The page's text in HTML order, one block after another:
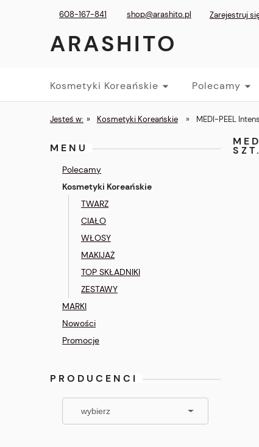
608-167-841 shop@arashito.pl Zarejestruj
ARASHITO
Kosmetyki Koreańskie Polecamy
Jesteś w: » Kosmetyki Koreańskie » MEDI-PEEL
MENU
Polecamy
Kosmetyki Koreańskie
TWARZ
CIAŁO
WŁOSY
MAKIJAŻ
TOP SKŁADNIKI
ZESTAWY
MARKI
Nowości
Promocje
PRODUCENCI